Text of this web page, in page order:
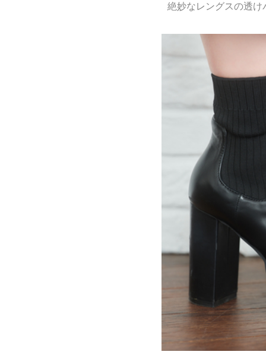
絶妙なレングスの透